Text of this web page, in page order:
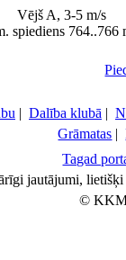
Vējš A, 3-5 m/s
spiediens 764..766
| Dalība klubā |
Grāmatas |
Tagad
jautājumi,
©